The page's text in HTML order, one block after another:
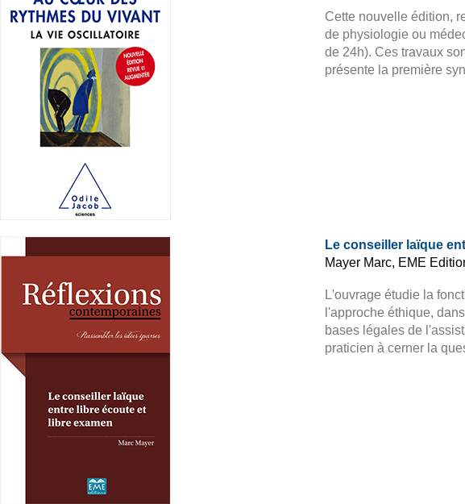
Cette nouvelle édition,
de physiologie ou
de 24h). Ces travaux
présente la première
Le conseiller laïque
Mayer Marc, EME
L'ouvrage étudie la
l'approche éthique,
bases légales de
praticien à cerner la